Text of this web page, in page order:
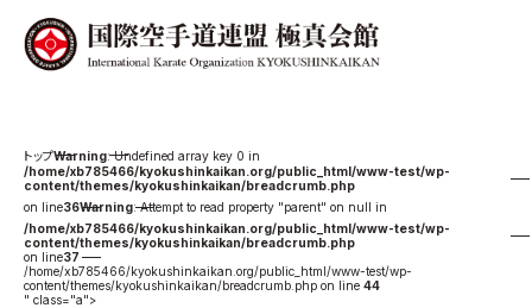
役員紹介
お知らせ
本部からのお知らせ
支部からのお知らせ
公式大会
Warning: Undefined array key 0 in
/home/xb785466/kyokushinkaikan.org/public_html/www-test/wp-
content/themes/kyokushinkaikan/breadcrumb.php
on line36Warning: Attempt to read property "parent" on null in
/home/xb785466/kyokushinkaikan.org/public_html/www-test/wp-
content/themes/kyokushinkaikan/breadcrumb.php
on line37
/home/xb785466/kyokushinkaikan.org/public_html/www-test/wp-
content/themes/kyokushinkaikan/breadcrumb.php on line 44
" class="a">